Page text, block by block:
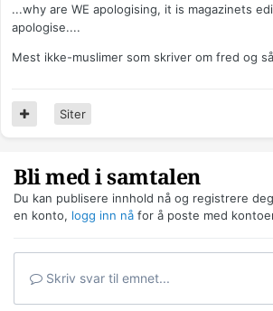
...why are WE apologising, it is magazinets
apologise....
Mest ikke-muslimer som skriver om fred og
Siter
Bli med i samtalen
Du kan publisere innhold nå og registrere
en konto, logg inn nå for å poste med
Skriv svar til emnet...